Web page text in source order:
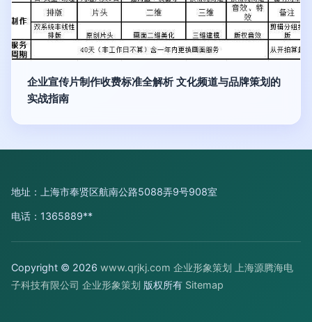
企业宣传片制作收费标准全解析 文化频道与品牌策划的
实战指南
地址：上海市奉贤区航南公路5088弄9号908室
电话：1365889**
Copyright © 2026 www.qrjkj.com 企业形象策划
上海源腾海电
子科技有限公司 企业形象策划 版权所有 Sitemap